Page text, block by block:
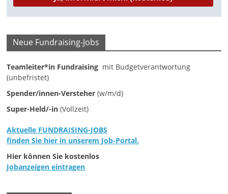
r
e
i
n
g
|
S
p
Neue Fundraising-Jobs
Teamleiter*in Fundraising mit Budgetverantwortung
(unbefristet)
Spender/innen-Versteher (w/m/d)
Super-Held/-in (Vollzeit)
Aktuelle FUNDRAISING-JOBS
finden Sie hier in unserem Job-Portal.
Hier können Sie kostenlos
Jobanzeigen eintragen